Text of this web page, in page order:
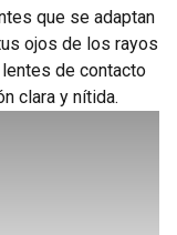
que se adaptan
ojos de los rayos
de contacto
clara y nítida.